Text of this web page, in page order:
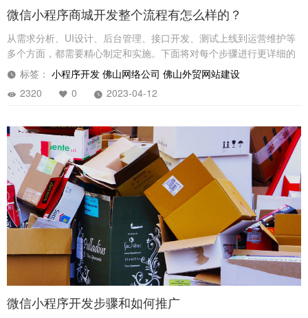
微信小程序商城开发整个流程有怎么样的？
从需求分析、UI设计、后台管理、接口开发、测试上线到运营维护等
多个方面，都需要精心制定和实施。下面将对每个步骤进行更详细的
介绍。
标签： 小程序开发 佛山网络公司 佛山外贸网站建设
2320
0 2023-04-12
微信小程序开发步骤和如何推广